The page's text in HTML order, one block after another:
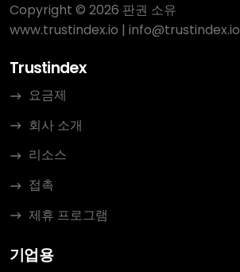
Copyright © 2026 판권 소유
www.trustindex.io | info@trustindex.io
Trustindex
요금제
회사 소개
리소스
접촉
제휴 프로그램
기업용